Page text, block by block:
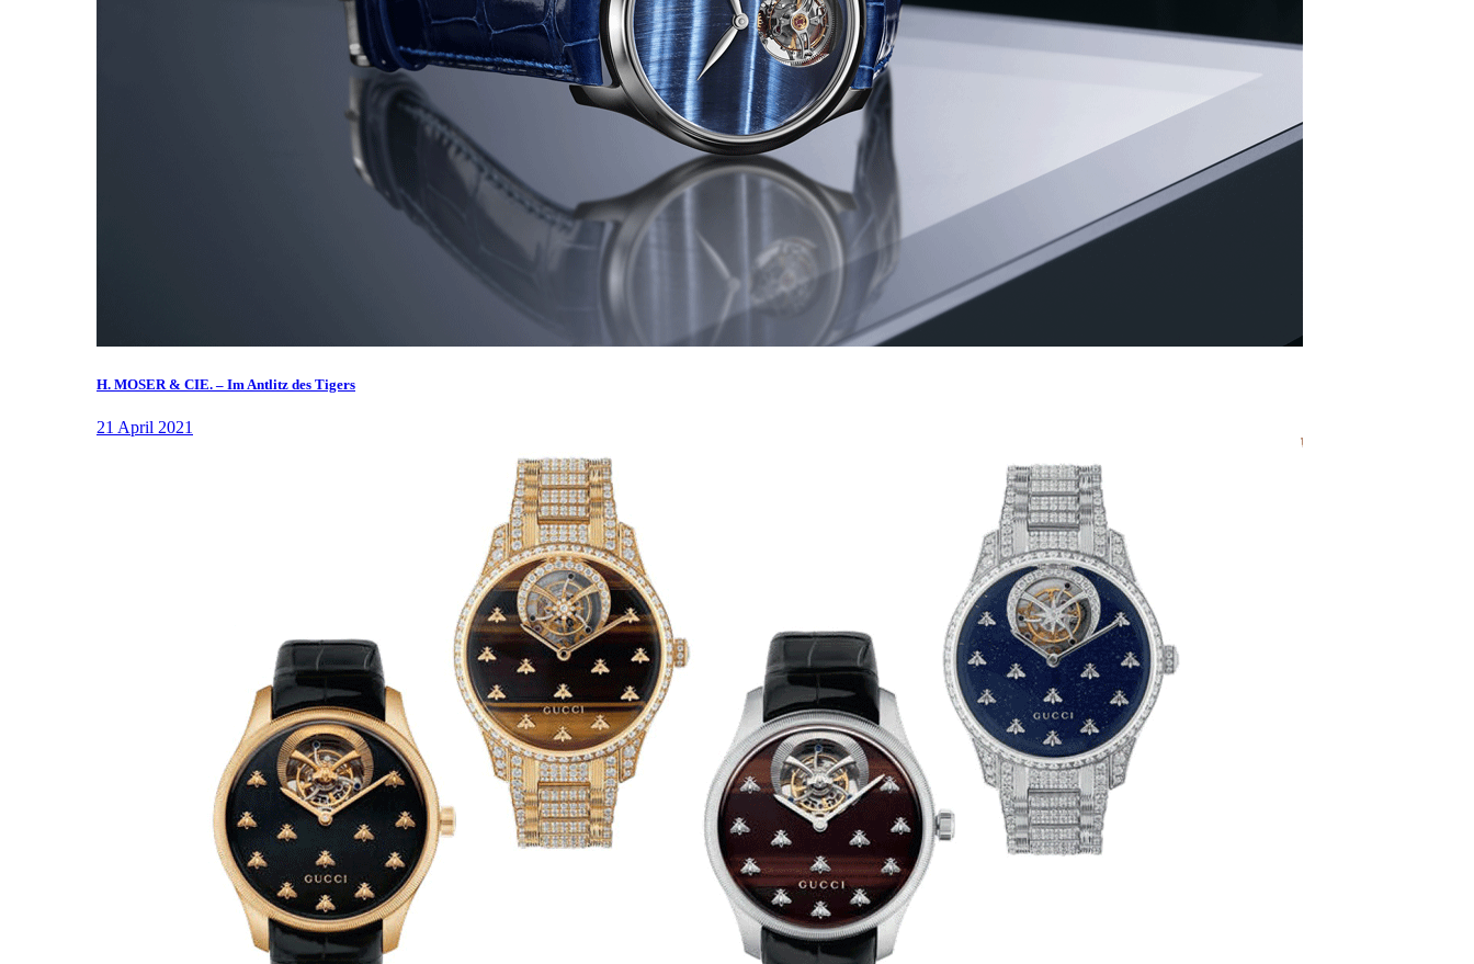
H. MOSER & CIE. – Im Antlitz des Tigers
21 April 2021